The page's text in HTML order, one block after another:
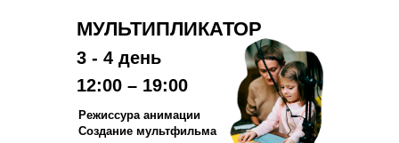
3 - 4 день
12:00 – 19:00
МУЛЬТИПЛИКАТОР
Режиссура анимации
Создание мультфильма